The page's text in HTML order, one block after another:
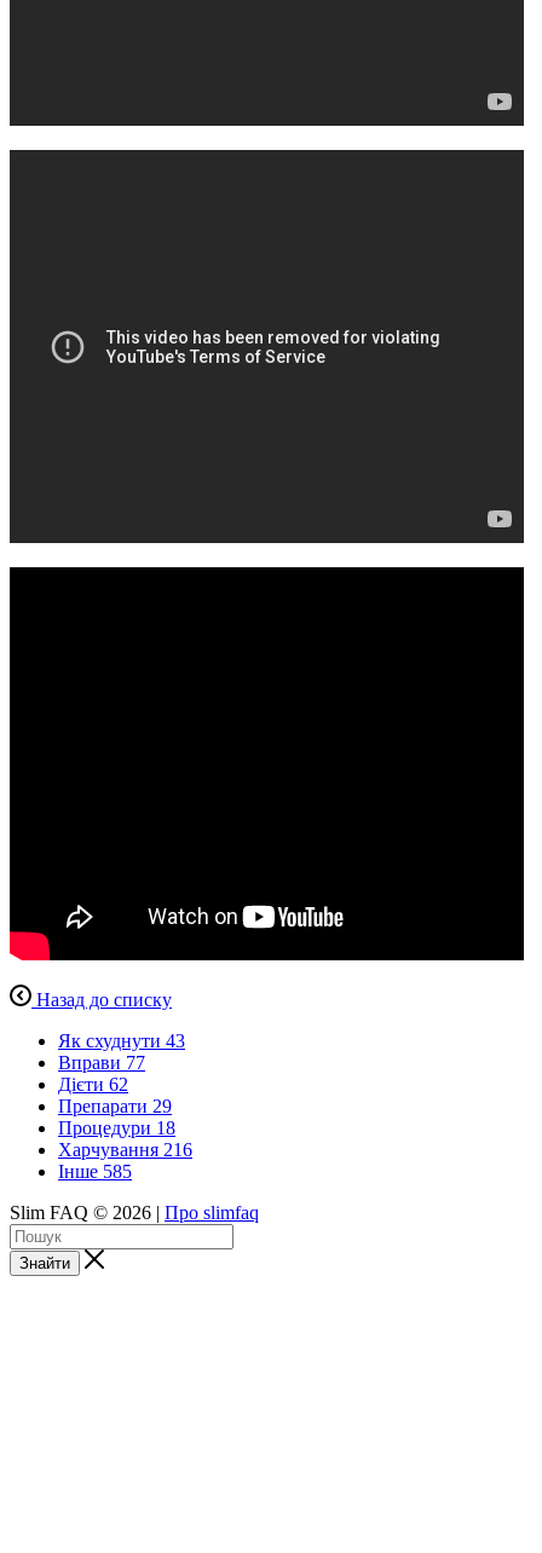
Назад до списку
Як схуднути 43
Вправи 77
Дієти 62
Препарати 29
Процедури 18
Харчування 216
Інше 585
Slim FAQ © 2026 | Про slimfaq
Знайти